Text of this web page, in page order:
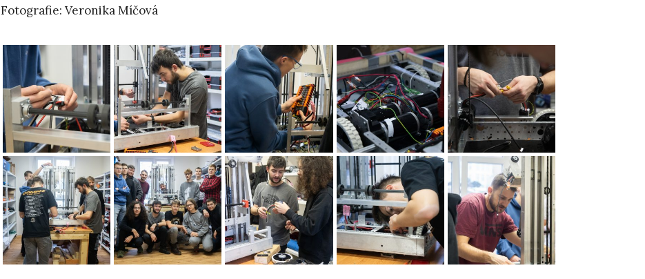
Fotografie: Veronika Míčová